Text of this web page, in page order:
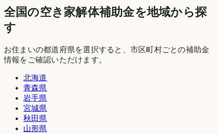
全国の空き家解体補助金を地域から探
す
お住まいの都道府県を選択すると、市区町村ごとの補助金
情報をご確認いただけます。
北海道
青森県
岩手県
宮城県
秋田県
山形県